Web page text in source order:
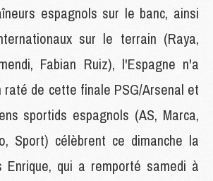
espagnols sur le banc, ainsi
sur le terrain (Raya,
Fabian Ruiz), l'Espagne n'a
raté de cette finale PSG/Arsenal et
sportids espagnols (AS, Marca,
Sport) célèbrent ce dimanche la
Enrique, qui a remporté samedi à